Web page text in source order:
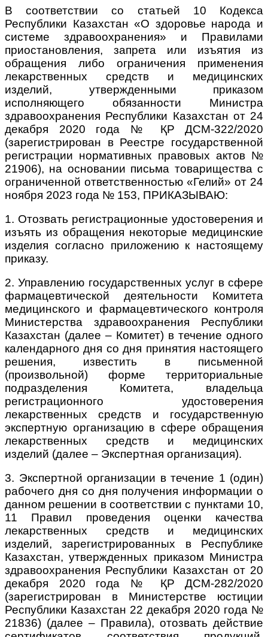
В соответствии со статьей 10 Кодекса
Республики Казахстан «О здоровье народа и
системе здравоохранения» и Правилами
приостановления, запрета или изъятия из
обращения либо ограничения применения
лекарственных средств и медицинских
изделий, утвержденными приказом
исполняющего обязанности Министра
здравоохранения Республики Казахстан от 24
декабря 2020 года № ҚР ДСМ-322/2020
(зарегистрирован в Реестре государственной
регистрации нормативных правовых актов №
21906), на основании письма товарищества с
ограниченной ответственностью «Гелий» от 24
ноября 2023 года № 153, ПРИКАЗЫВАЮ:
1. Отозвать регистрационные удостоверения и
изъять из обращения некоторые медицинские
изделия согласно приложению к настоящему
приказу.
2. Управлению государственных услуг в сфере
фармацевтической деятельности Комитета
медицинского и фармацевтического контроля
Министерства здравоохранения Республики
Казахстан (далее – Комитет) в течение одного
календарного дня со дня принятия настоящего
решения, известить в письменной
(произвольной) форме территориальные
подразделения Комитета, владельца
регистрационного удостоверения
лекарственных средств и государственную
экспертную организацию в сфере обращения
лекарственных средств и медицинских
изделий (далее – Экспертная организация).
3. Экспертной организации в течение 1 (один)
рабочего дня со дня получения информации о
данном решении в соответствии с пунктами 10,
11 Правил проведения оценки качества
лекарственных средств и медицинских
изделий, зарегистрированных в Республике
Казахстан, утвержденных приказом Министра
здравоохранения Республики Казахстан от 20
декабря 2020 года № ҚР ДСМ-282/2020
(зарегистрирован в Министерстве юстиции
Республики Казахстан 22 декабря 2020 года №
21836) (далее – Правила), отозвать действие